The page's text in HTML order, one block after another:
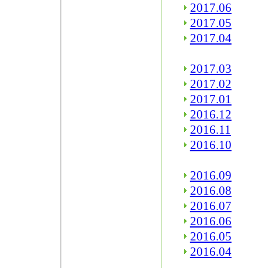
2017.06
2017.05
2017.04
2017.03
2017.02
2017.01
2016.12
2016.11
2016.10
2016.09
2016.08
2016.07
2016.06
2016.05
2016.04